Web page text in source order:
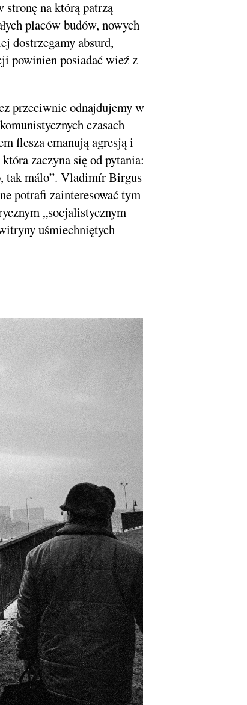
stronę na którą patrzą
placów budów, nowych
dostrzegamy absurd,
powinien posiadać wieź z
przeciwnie odnajdujemy w
czasach
flesza emanują agresją i
zaczyna się od pytania:
tak málo”. Vladimír Birgus
potrafi zainteresować tym
„socjalistycznym
uśmiechniętych